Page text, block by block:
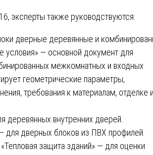
эксперты также руководствуются:
дверные деревянные и
условия» — основной документ для
межкомнатных и входных
геометрические параметры,
требования к материалам, отделке и
деревянных внутренних дверей.
для дверных блоков из ПВХ профилей.
защита зданий» — для оценки